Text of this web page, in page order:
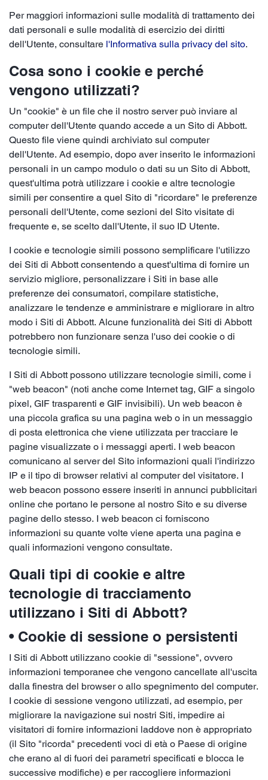
Per maggiori informazioni sulle modalità di trattamento dei
dati personali e sulle modalità di esercizio dei diritti
dell'Utente, consultare l'Informativa sulla privacy del sito.
Cosa sono i cookie e perché
vengono utilizzati?
Un "cookie" è un file che il nostro server può inviare al
computer dell'Utente quando accede a un Sito di Abbott.
Questo file viene quindi archiviato sul computer
dell'Utente. Ad esempio, dopo aver inserito le informazioni
personali in un campo modulo o dati su un Sito di Abbott,
quest'ultima potrà utilizzare i cookie e altre tecnologie
simili per consentire a quel Sito di "ricordare" le preferenze
personali dell'Utente, come sezioni del Sito visitate di
frequente e, se scelto dall'Utente, il suo ID Utente.
I cookie e tecnologie simili possono semplificare l'utilizzo
dei Siti di Abbott consentendo a quest'ultima di fornire un
servizio migliore, personalizzare i Siti in base alle
preferenze dei consumatori, compilare statistiche,
analizzare le tendenze e amministrare e migliorare in altro
modo i Siti di Abbott. Alcune funzionalità dei Siti di Abbott
potrebbero non funzionare senza l'uso dei cookie o di
tecnologie simili.
I Siti di Abbott possono utilizzare tecnologie simili, come i
"web beacon" (noti anche come Internet tag, GIF a singolo
pixel, GIF trasparenti e GIF invisibili). Un web beacon è
una piccola grafica su una pagina web o in un messaggio
di posta elettronica che viene utilizzata per tracciare le
pagine visualizzate o i messaggi aperti. I web beacon
comunicano al server del Sito informazioni quali l'indirizzo
IP e il tipo di browser relativi al computer del visitatore. I
web beacon possono essere inseriti in annunci pubblicitari
online che portano le persone al nostro Sito e su diverse
pagine dello stesso. I web beacon ci forniscono
informazioni su quante volte viene aperta una pagina e
quali informazioni vengono consultate.
Quali tipi di cookie e altre
tecnologie di tracciamento
utilizzano i Siti di Abbott?
• Cookie di sessione o persistenti
I Siti di Abbott utilizzano cookie di "sessione", ovvero
informazioni temporanee che vengono cancellate all'uscita
dalla finestra del browser o allo spegnimento del computer.
I cookie di sessione vengono utilizzati, ad esempio, per
migliorare la navigazione sui nostri Siti, impedire ai
visitatori di fornire informazioni laddove non è appropriato
(il Sito "ricorda" precedenti voci di età o Paese di origine
che erano al di fuori dei parametri specificati e blocca le
successive modifiche) e per raccogliere informazioni